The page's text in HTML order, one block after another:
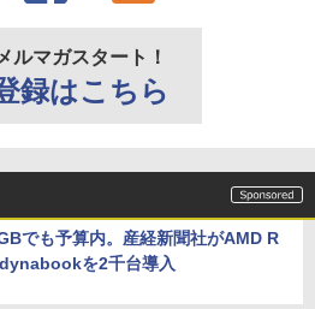
ルマガスタート！
録はこちら
でも予算内。産経新聞社がAMD R
を2千台導入